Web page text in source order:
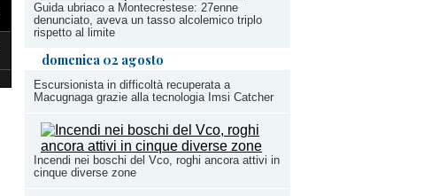
Guida ubriaco a Montecrestese: 27enne
denunciato, aveva un tasso alcolemico triplo
rispetto al limite
domenica 02 agosto
Escursionista in difficoltà recuperata a
Macugnaga grazie alla tecnologia Imsi Catcher
Incendi nei boschi del Vco, roghi ancora attivi in
cinque diverse zone